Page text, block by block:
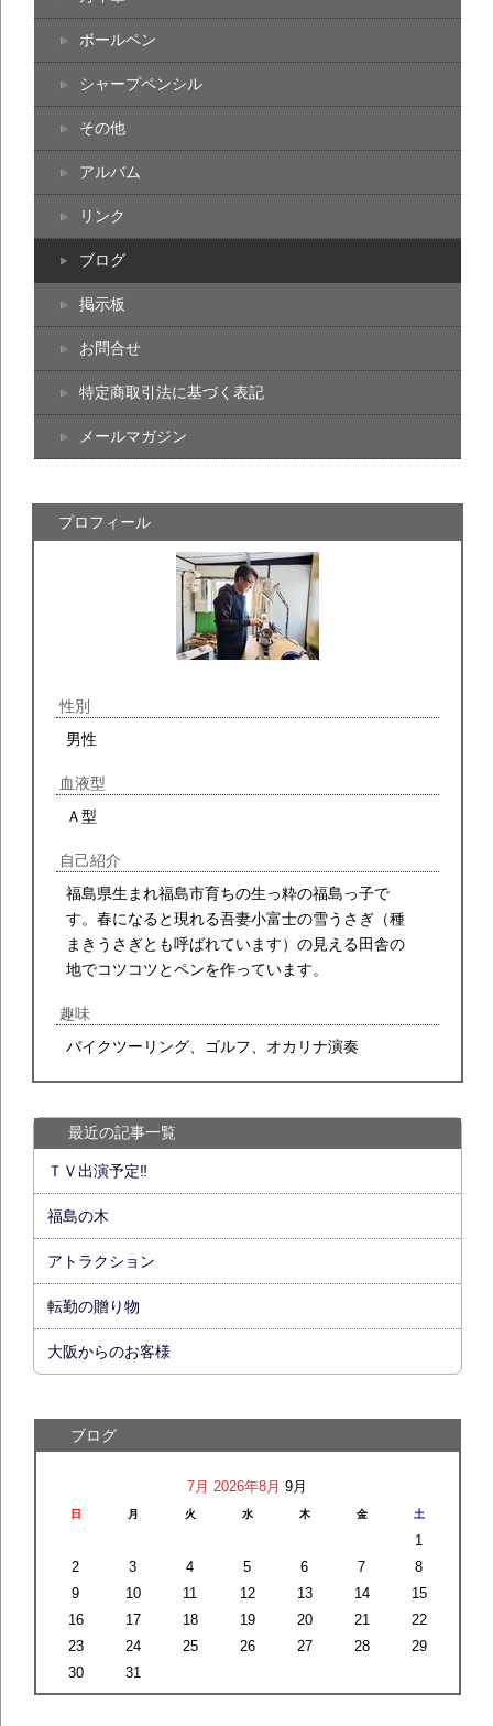
ボールペン
シャープペンシル
その他
アルバム
リンク
ブログ
掲示板
お問合せ
特定商取引法に基づく表記
メールマガジン
プロフィール
性別
男性
血液型
Ａ型
自己紹介
福島県生まれ福島市育ちの生っ粋の福島っ子で
す。春になると現れる吾妻小富士の雪うさぎ（種
まきうさぎとも呼ばれています）の見える田舎の
地でコツコツとペンを作っています。
趣味
バイクツーリング、ゴルフ、オカリナ演奏
最近の記事一覧
ＴＶ出演予定‼
福島の木
アトラクション
転勤の贈り物
大阪からのお客様
ブログ
7月 2026年8月 9月
日 月 火 水 木 金 土
1
2
3 4 5 6 7
8
9
10 11 12 13 14
15
16
17 18 19 20 21
22
23
24 25 26 27 28
29
30
31